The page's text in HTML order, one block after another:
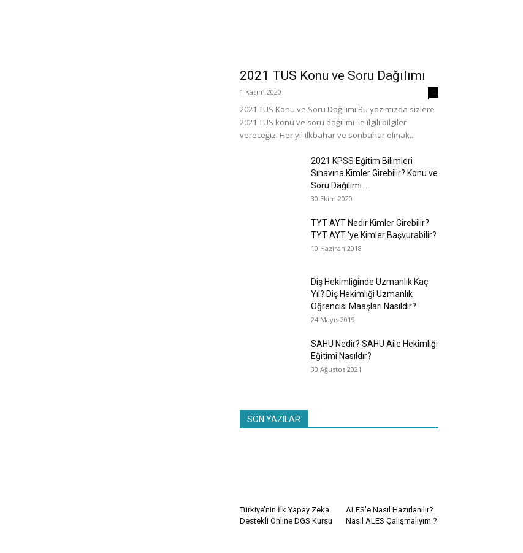
2021 TUS Konu ve Soru Dağılımı
1 Kasım 2020
2021 TUS Konu ve Soru Dağılımı Bu yazımızda sizlere
2021 TUS konu ve soru dağılımı ile ilgili bilgiler
vereceğiz. Her yıl ilkbahar ve sonbahar olmak...
2021 KPSS Eğitim Bilimleri
Sınavına Kimler Girebilir? Konu ve
Soru Dağılımı...
30 Ekim 2020
TYT AYT Nedir Kimler Girebilir?
TYT AYT ‘ye Kimler Başvurabilir?
10 Haziran 2018
Diş Hekimliğinde Uzmanlık Kaç
Yıl? Diş Hekimliği Uzmanlık
Öğrencisi Maaşları Nasıldır?
24 Mayıs 2019
SAHU Nedir? SAHU Aile Hekimliği
Eğitimi Nasıldır?
30 Ağustos 2021
SON YAZILAR
Türkiye’nin İlk Yapay Zeka
Destekli Online DGS Kursu
ALES’e Nasıl Hazırlanılır?
Nasıl ALES Çalışmalıyım ?